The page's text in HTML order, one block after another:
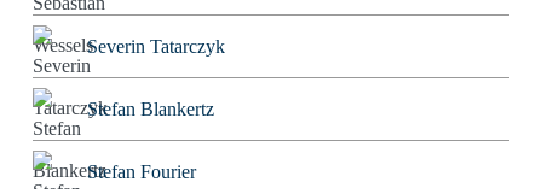
Severin Tatarczyk
Stefan Blankertz
Stefan Fourier